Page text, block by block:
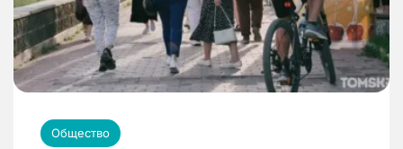
Общество